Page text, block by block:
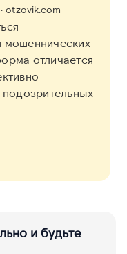
· otzovik.com
мошеннических
отличается
подозрительных
и будьте